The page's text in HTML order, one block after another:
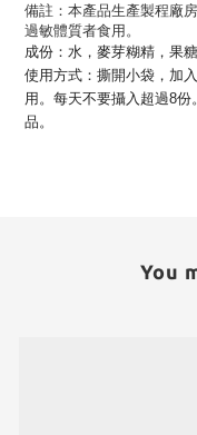
備註：本產品生產製程廠
過敏體質者食用。
成份：水，麥芽糊精，果糖
使用方式：撕開小袋，加入
用。每天不要攝入超過8份。
品。
You